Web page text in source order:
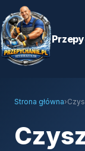
Strona główna›